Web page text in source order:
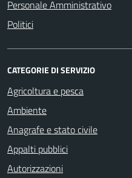
Personale Amministrativo
Politici
CATEGORIE DI SERVIZIO
Agricoltura e pesca
Ambiente
Anagrafe e stato civile
Appalti pubblici
Autorizzazioni